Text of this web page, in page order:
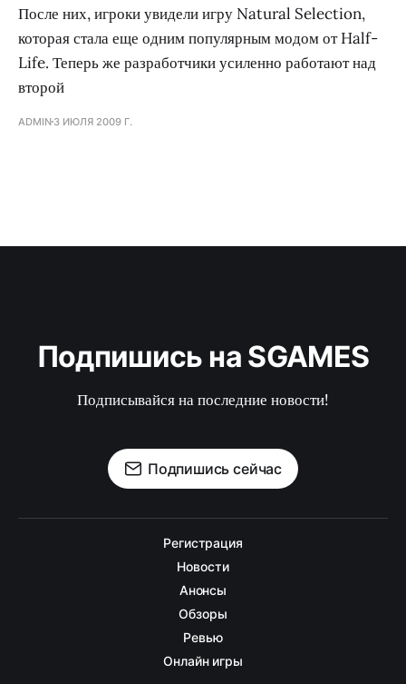
После них, игроки увидели игру Natural Selection,
которая стала еще одним популярным модом от Half-
Life. Теперь же разработчики усиленно работают над
второй
ADMIN 3 ИЮЛЯ 2009 Г.
Подпишись на SGAMES
Подписывайся на последние новости!
Подпишись сейчас
Регистрация
Новости
Анонсы
Обзоры
Ревью
Онлайн игры